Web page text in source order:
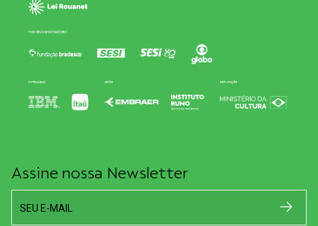
Assine nossa Newsletter
SEU E-MAIL